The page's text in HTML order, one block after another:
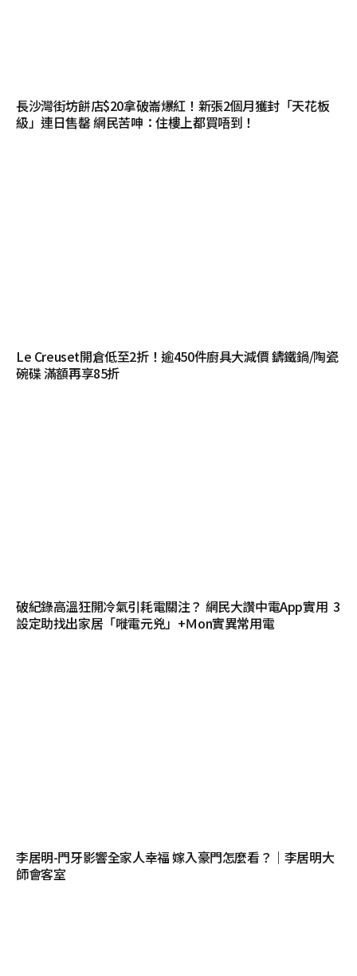
長沙灣街坊餅店$20拿破崙爆紅！新張2個月獲封「天花板
級」連日售罄 網民苦呻：住樓上都買唔到！
Le Creuset開倉低至2折！逾450件廚具大減價 鑄鐵鍋/陶瓷
碗碟 滿額再享85折
破紀錄高溫狂開冷氣引耗電關注？ 網民大讚中電App實用 3
設定助找出家居「嘥電元兇」+Ｍon實異常用電
李居明-門牙影響全家人幸福 嫁入豪門怎麼看？｜李居明大
師會客室